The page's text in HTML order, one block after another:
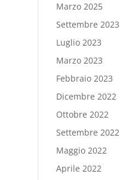
Marzo 2025
Settembre 2023
Luglio 2023
Marzo 2023
Febbraio 2023
Dicembre 2022
Ottobre 2022
Settembre 2022
Maggio 2022
Aprile 2022